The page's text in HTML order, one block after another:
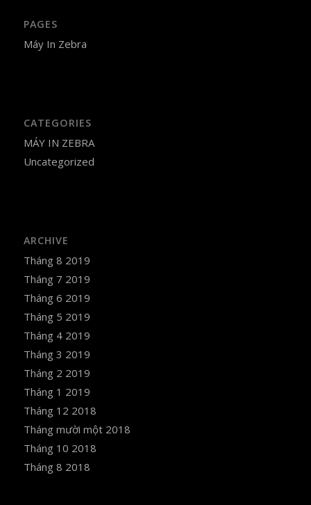
PAGES
Máy In Zebra
CATEGORIES
MÁY IN ZEBRA
Uncategorized
ARCHIVE
Tháng 8 2019
Tháng 7 2019
Tháng 6 2019
Tháng 5 2019
Tháng 4 2019
Tháng 3 2019
Tháng 2 2019
Tháng 1 2019
Tháng 12 2018
Tháng mười một 2018
Tháng 10 2018
Tháng 8 2018